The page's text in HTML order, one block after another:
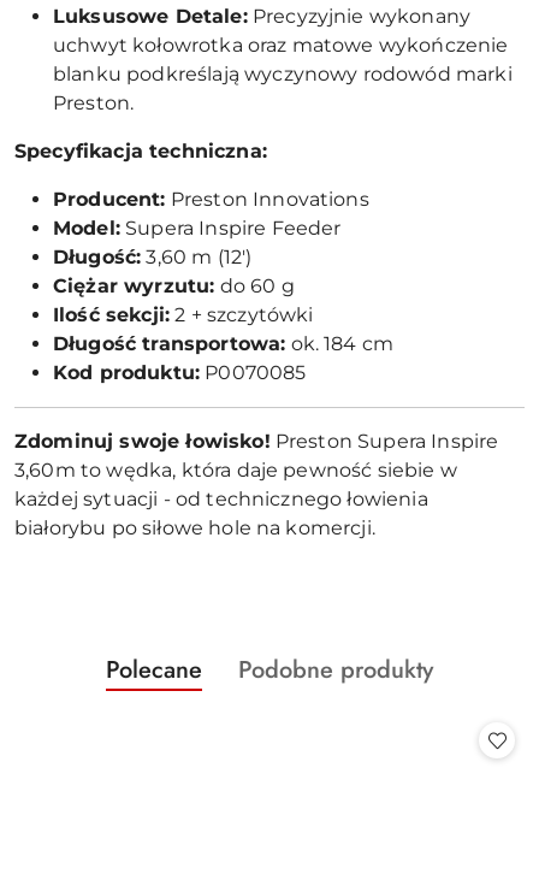
Luksusowe Detale:Precyzyjnie wykonany
uchwyt kołowrotka oraz matowe wykończenie
blanku podkreślają wyczynowy rodowód marki
Preston.
Specyfikacja techniczna:
Producent: Preston Innovations
Model:Supera Inspire Feeder
Długość: 3,60 m (12')
Ciężar wyrzutu: do 60 g
Ilość sekcji: 2 + szczytówki
Długość transportowa: ok. 184 cm
Kod produktu: P0070085
Zdominuj swoje łowisko! Preston Supera Inspire
3,60m to wędka, która daje pewność siebie w
każdej sytuacji - od technicznego łowienia
białorybu po siłowe hole na komercji.
Pomiń karuzelę produktów
Produkty
o
Polecane
Produkty
Podobne produkty